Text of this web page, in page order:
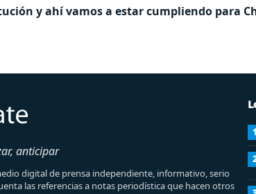
y ahí vamos a estar cumpliendo para
anticipar
digital de prensa independiente, informativo, serio
las referencias a notas periodística que hacen otros
1